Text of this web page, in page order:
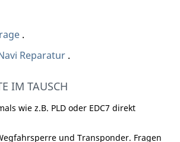
.
Reparatur .
IM TAUSCH
wie z.B. PLD oder EDC7 direkt
und Transponder. Fragen